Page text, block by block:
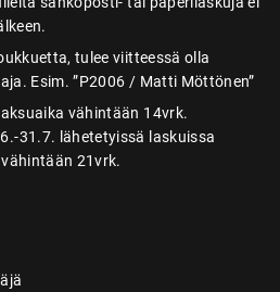
tulee viitteessä olla
Esim. ”P2006 / Matti Möttönen”
vähintään 14vrk.
31.7. lähetetyissä laskuissa
21vrk.